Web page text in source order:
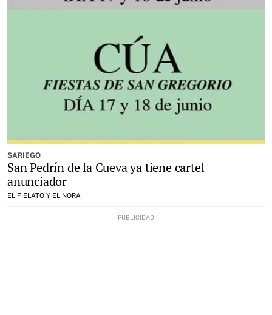
SARIEGO
San Pedrín de la Cueva ya tiene cartel
anunciador
EL FIELATO Y EL NORA